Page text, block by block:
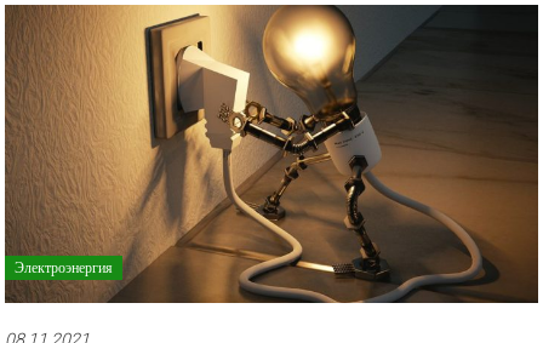
рекламные
ролики
и
презентации.
Электроэнергия
08.11.2021